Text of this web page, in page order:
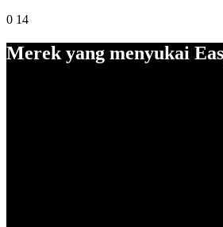
0 14
Merek yang menyukai